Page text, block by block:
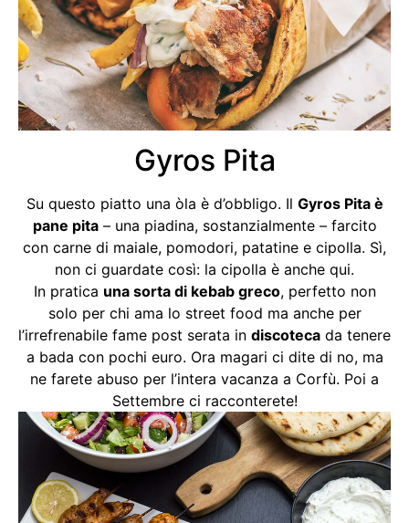
Gyros Pita
Su questo piatto una òla è d’obbligo. Il Gyros Pita è
pane pita– una piadina, sostanzialmente – farcito
con carne di maiale, pomodori, patatine e cipolla. Sì,
non ci guardate così: la cipolla è anche qui.
In pratica una sorta di kebab greco, perfetto non
solo per chi ama lo street food ma anche per
l’irrefrenabile fame post serata in discoteca da tenere
a bada con pochi euro. Ora magari ci dite di no, ma
ne farete abuso per l’intera vacanza a Corfù. Poi a
Settembre ci racconterete!